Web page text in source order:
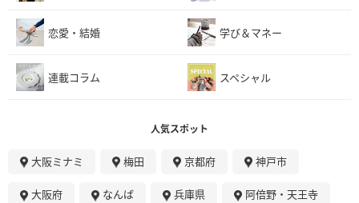
恋愛・結婚 学び＆マネー
連載コラム スペシャル
人気スポット
大阪ミナミ 梅田 京都府 神戸市
大阪府 なんば 兵庫県 阿倍野・天王寺